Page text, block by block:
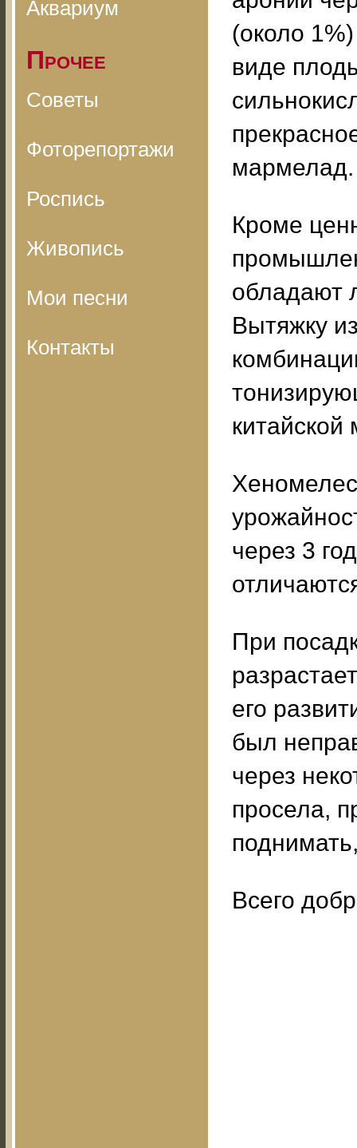
Аквариум
Прочее
Советы
Фоторепортажи
Роспись
Живопись
Мои песни
Контакты
(около
виде
мармелад.
Кроме
обладают
Вытяжку
через 3
При
его
был
через
просела,
Всего